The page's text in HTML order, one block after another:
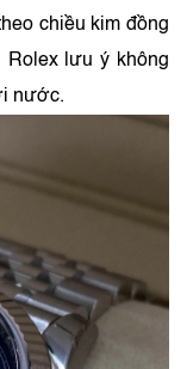
chiều kim đồng
Rolex lưu ý không
nước.